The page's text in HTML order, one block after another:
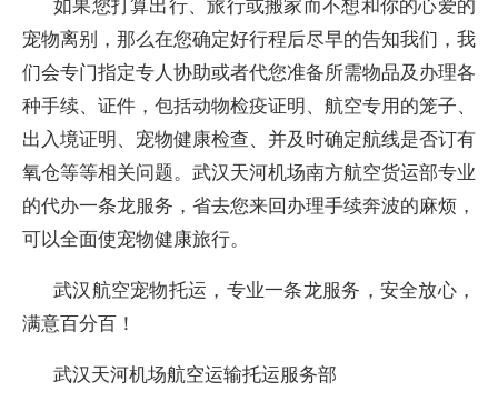
宠物离别，那么在您确定好行程后尽早的告知我们，我
们会专门指定专人协助或者代您准备所需物品及办理各
种手续、证件，包括动物检疫证明、航空专用的笼子、
出入境证明、宠物健康检查、并及时确定航线是否订有
氧仓等等相关问题。武汉天河机场南方航空货运部专业
的代办一条龙服务，省去您来回办理手续奔波的麻烦，
可以全面使宠物健康旅行。
武汉航空宠物托运，专业一条龙服务，安全放心，
满意百分百！
武汉天河机场航空运输托运服务部